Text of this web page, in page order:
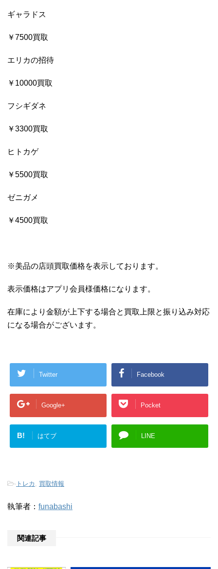
ギャラドス
￥7500買取
エリカの招待
￥10000買取
フシギダネ
￥3300買取
ヒトカゲ
￥5500買取
ゼニガメ
￥4500買取
※美品の店頭買取価格を表示しております。
表示価格はアプリ会員様価格になります。
在庫により金額が上下する場合と買取上限と振り込み対応
になる場合がございます。
Twitter Facebook
Google+ Pocket
B! はてブ LINE
- トレカ 買取情報
執筆者： funabashi
関連記事